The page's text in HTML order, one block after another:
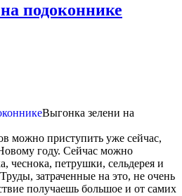
подоконнике
Выгонка зелени на
можно приступить уже сейчас,
году. Сейчас можно
чеснока, петрушки, сельдерея и
затраченные на это, не очень
получаешь большое и от самих